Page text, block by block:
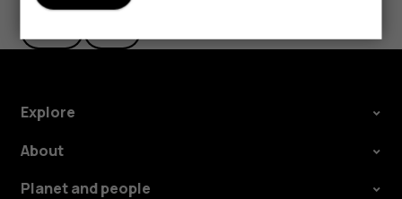
Explore
About
Planet and people